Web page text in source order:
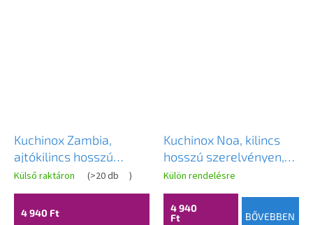
Kuchinox Zambia,
ajtókilincs hosszú
szerelvényen PZ
zárbetéthez, matt
fekete, LAV-KAB_912A
Külső raktáron (>20 db )
4 940 Ft
Kuchinox Noa, kilincs
hosszú szerelvényen,
szatén, LAV-KNA_316A
Külön rendelésre
4 940
Ft
BŐVEBBEN